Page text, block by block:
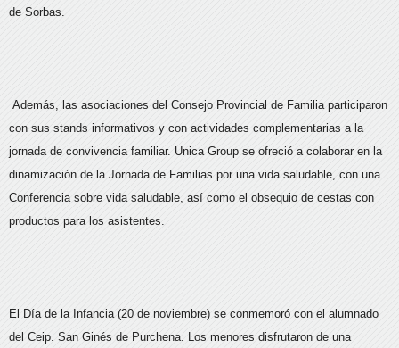
de Sorbas.
Además, las asociaciones del Consejo Provincial de Familia participaron
con sus stands informativos y con actividades complementarias a la
jornada de convivencia familiar. Unica Group se ofreció a colaborar en la
dinamización de la Jornada de Familias por una vida saludable, con una
Conferencia sobre vida saludable, así como el obsequio de cestas con
productos para los asistentes.
El Día de la Infancia (20 de noviembre) se conmemoró con el alumnado
del Ceip. San Ginés de Purchena. Los menores disfrutaron de una